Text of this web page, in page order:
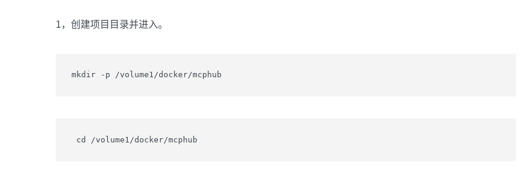
1，创建项目目录并进入。
mkdir -p /volume1/docker/mcphub
cd /volume1/docker/mcphub